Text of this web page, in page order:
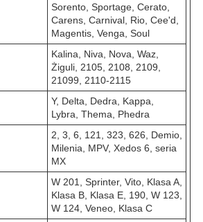
Sorento, Sportage, Cerato,
Carens, Carnival, Rio, Cee'd,
Magentis, Venga, Soul
Kalina, Niva, Nova, Waz,
Żiguli, 2105, 2108, 2109,
21099, 2110-2115
Y, Delta, Dedra, Kappa,
Lybra, Thema, Phedra
2, 3, 6, 121, 323, 626, Demio,
Milenia, MPV, Xedos 6, seria
MX
W 201, Sprinter, Vito, Klasa A,
Klasa B, Klasa E, 190, W 123,
W 124, Veneo, Klasa C